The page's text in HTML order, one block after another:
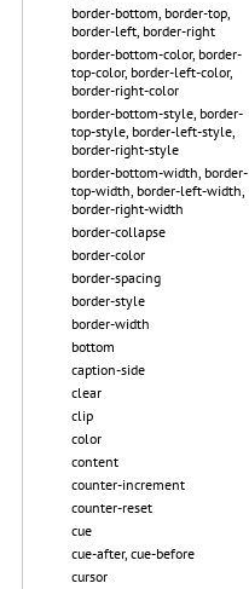
border-bottom, border-top,
border-left, border-right
border-bottom-color, border-
top-color, border-left-color,
border-right-color
border-bottom-style, border-
top-style, border-left-style,
border-right-style
border-bottom-width, border-
top-width, border-left-width,
border-right-width
border-collapse
border-color
border-spacing
border-style
border-width
bottom
caption-side
clear
clip
color
content
counter-increment
counter-reset
cue
cue-after, cue-before
cursor